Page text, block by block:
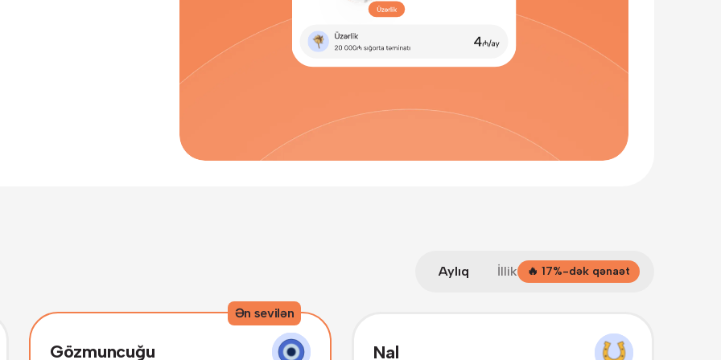
Aylıq İllik 🔥 17%-dək qənaət
Gözmuncuğu
Ən sevilən
Nal